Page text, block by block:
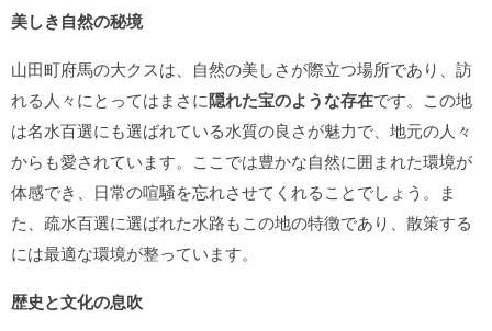
美しき自然の秘境
山田町府馬の大クスは、自然の美しさが際立つ場所であり、訪
れる人々にとってはまさに隠れた宝のような存在です。この地
は名水百選にも選ばれている水質の良さが魅力で、地元の人々
からも愛されています。ここでは豊かな自然に囲まれた環境が
体感でき、日常の喧騒を忘れさせてくれることでしょう。ま
た、疏水百選に選ばれた水路もこの地の特徴であり、散策する
には最適な環境が整っています。
歴史と文化の息吹